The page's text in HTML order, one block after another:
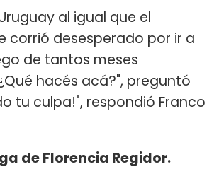
al igual que el
corrió desesperado por ir a
de tantos meses
hacés acá?", preguntó
tu culpa!", respondió Franco
de Florencia Regidor.